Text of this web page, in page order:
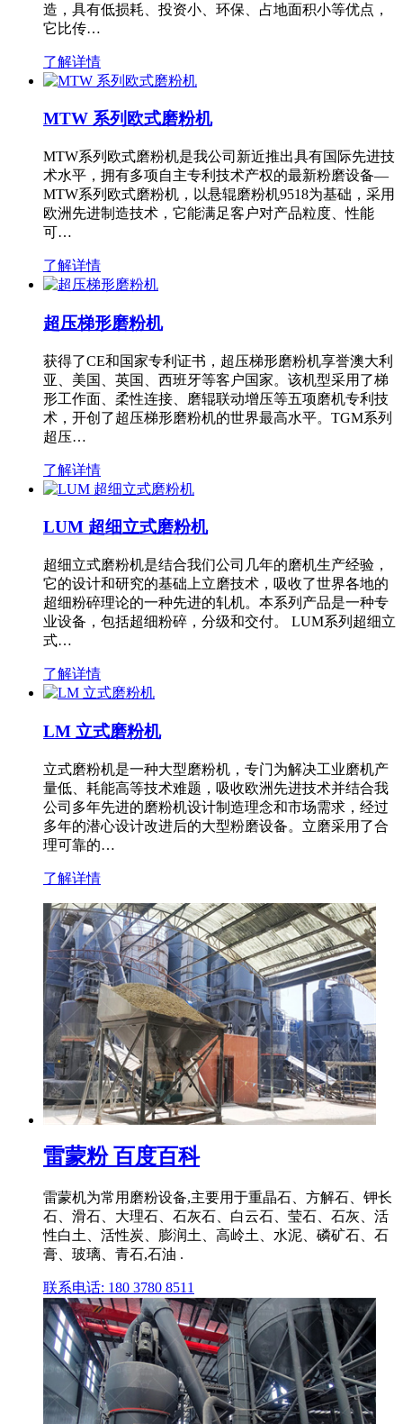
造，具有低损耗、投资小、环保、占地面积小等优点，
它比传…
了解详情
MTW 系列欧式磨粉机
MTW系列欧式磨粉机是我公司新近推出具有国际先进技
术水平，拥有多项自主专利技术产权的最新粉磨设备—
MTW系列欧式磨粉机，以悬辊磨粉机9518为基础，采用
欧洲先进制造技术，它能满足客户对产品粒度、性能
可…
了解详情
超压梯形磨粉机
获得了CE和国家专利证书，超压梯形磨粉机享誉澳大利
亚、美国、英国、西班牙等客户国家。该机型采用了梯
形工作面、柔性连接、磨辊联动增压等五项磨机专利技
术，开创了超压梯形磨粉机的世界最高水平。TGM系列
超压…
了解详情
LUM 超细立式磨粉机
超细立式磨粉机是结合我们公司几年的磨机生产经验，
它的设计和研究的基础上立磨技术，吸收了世界各地的
超细粉碎理论的一种先进的轧机。本系列产品是一种专
业设备，包括超细粉碎，分级和交付。 LUM系列超细立
式…
了解详情
LM 立式磨粉机
立式磨粉机是一种大型磨粉机，专门为解决工业磨机产
量低、耗能高等技术难题，吸收欧洲先进技术并结合我
公司多年先进的磨粉机设计制造理念和市场需求，经过
多年的潜心设计改进后的大型粉磨设备。立磨采用了合
理可靠的…
了解详情
雷蒙粉 百度百科
雷蒙机为常用磨粉设备,主要用于重晶石、方解石、钾长
石、滑石、大理石、石灰石、白云石、莹石、石灰、活
性白土、活性炭、膨润土、高岭土、水泥、磷矿石、石
膏、玻璃、青石,石油 .
联系电话: 180 3780 8511